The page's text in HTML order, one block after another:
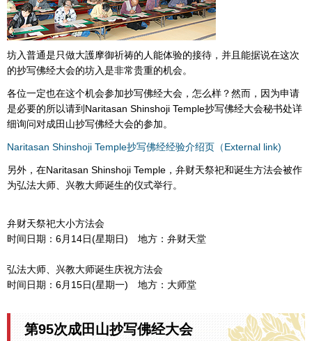
坊入普通是只做大護摩御祈祷的人能体验的接待，并且能据说在这次
的抄写佛经大会的坊入是非常贵重的机会。
各位一定也在这个机会参加抄写佛经大会，怎么样？然而，因为申请
是必要的所以请到Naritasan Shinshoji Temple抄写佛经大会秘书处详
细询问对成田山抄写佛经大会的参加。
Naritasan Shinshoji Temple抄写佛经经验介绍页（External link)
另外，在Naritasan Shinshoji Temple，弁财天祭祀和诞生方法会被作
为弘法大师、兴教大师诞生的仪式举行。
弁财天祭祀大小方法会
时间日期：6月14日(星期日) 地方：弁财天堂
弘法大师、兴教大师诞生庆祝方法会
时间日期：6月15日(星期一) 地方：大师堂
第95次成田山抄写佛经大会